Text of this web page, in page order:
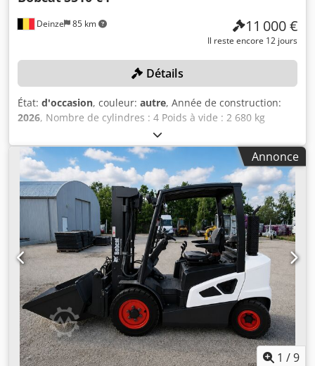
Deinze 85 km 11 000 €
Il reste encore 12 jours
Détails
État: d'occasion, couleur: autre, Année de construction:
2026, Nombre de cylindres : 4 Poids à vide : 2 680 kg
Codozrv Ulepfx Acyoha Dimensions (L x l x H) : 337 x 172 x
197 cm Système de changement rapide : oui Poids propre :
2 680 kg Dimensions de transport : 3 378 x 1 727 x
1 972 mm Marque et type de moteur : Kubota V2403
Puissance : 36,5 kW / 48,9 ch Cylindres : 4 Taille des
pneus : pneus avant et arrière : 30 x 10-16 Largeur de la
benne : 1 730 mm Équipement : système de changement
rapide mécanique Fonction supplémentaire : Pas de
certification ou d’enregistrement CE Pas de documentation
Annonce
1 /9